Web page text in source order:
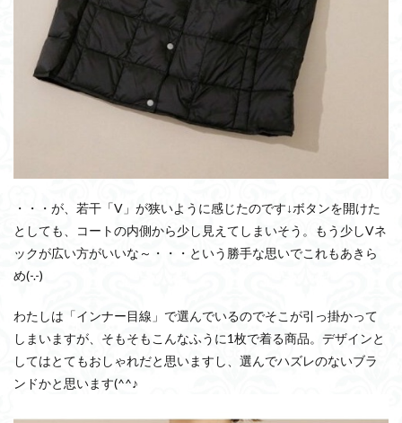
・・・が、若干「V」が狭いように感じたのです↓ボタンを開けた
としても、コートの内側から少し見えてしまいそう。もう少しVネ
ックが広い方がいいな～・・・という勝手な思いでこれもあきら
め(-.-)
わたしは「インナー目線」で選んでいるのでそこが引っ掛かって
しまいますが、そもそもこんなふうに1枚で着る商品。デザインと
してはとてもおしゃれだと思いますし、選んでハズレのないブラ
ンドかと思います(^^♪